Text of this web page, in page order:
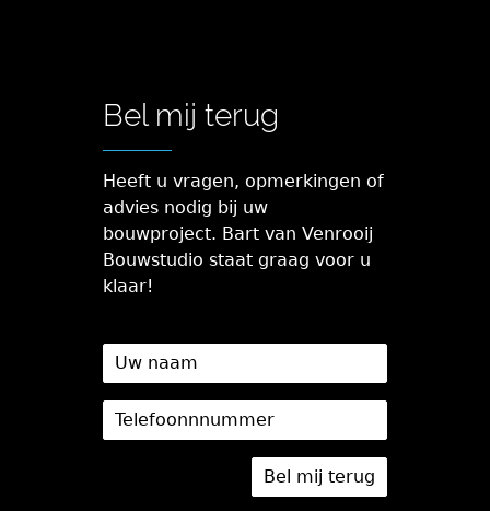
Bel mij terug
Heeft u vragen, opmerkingen of
advies nodig bij uw
bouwproject. Bart van Venrooij
Bouwstudio staat graag voor u
klaar!